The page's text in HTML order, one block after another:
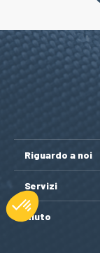
Riguardo a noi
Servizi
Aiuto